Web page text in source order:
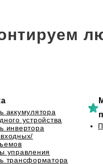
аккумулятора
устройства
инвертора
управления
трансформатора